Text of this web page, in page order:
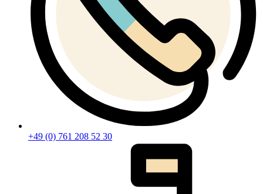
+49 (0) 761 208 52 30